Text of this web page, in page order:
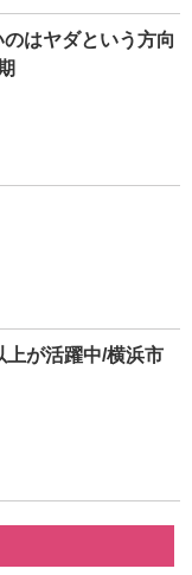
はヤダという方向
上が活躍中/横浜市